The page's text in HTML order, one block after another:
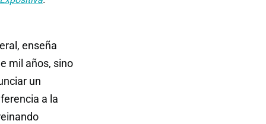
enseña
mil años, sino
un
a la